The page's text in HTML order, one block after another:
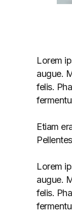
Lorem
augue.
felis.
Etiam
Lorem
augue.
felis.